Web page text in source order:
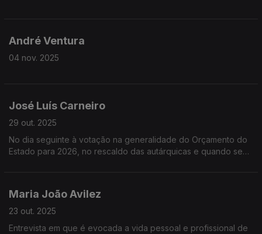
André Ventura
04 nov. 2025
José Luís Carneiro
29 out. 2025
No dia seguinte à votação na generalidade do Orçamento do
Estado para 2026, no rescaldo das autárquicas e quando se
Maria João Avilez
23 out. 2025
Entrevista em que é evocada a vida pessoal e profissional de